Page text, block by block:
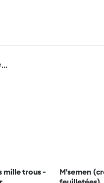
mille trous -
M'semen